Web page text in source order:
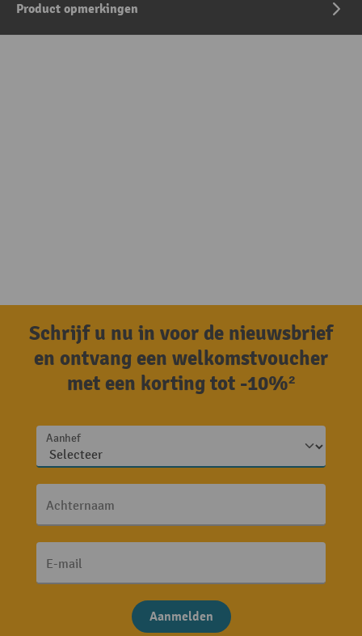
Product opmerkingen
Schrijf u nu in voor de nieuwsbrief
en ontvang een welkomstvoucher
met een korting tot -10%²
Aanhef
Achternaam
E-mail
Aanmelden